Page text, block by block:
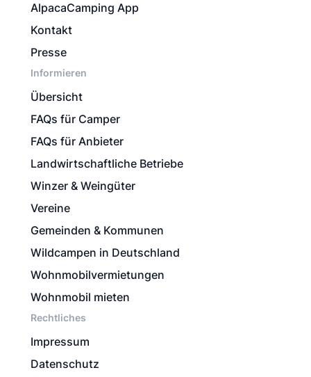
AlpacaCamping App
Kontakt
Presse
Informieren
Übersicht
FAQs für Camper
FAQs für Anbieter
Landwirtschaftliche Betriebe
Winzer & Weingüter
Vereine
Gemeinden & Kommunen
Wildcampen in Deutschland
Wohnmobilvermietungen
Wohnmobil mieten
Rechtliches
Impressum
Datenschutz